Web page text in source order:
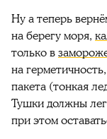
Ну а теперь
на берегу моря,
только в
на
пакета (тонкая
Тушки должны
при этом